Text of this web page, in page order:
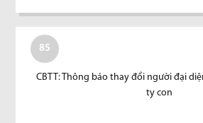
85
CBTT: Thông báo thay đổi người đại
ty con